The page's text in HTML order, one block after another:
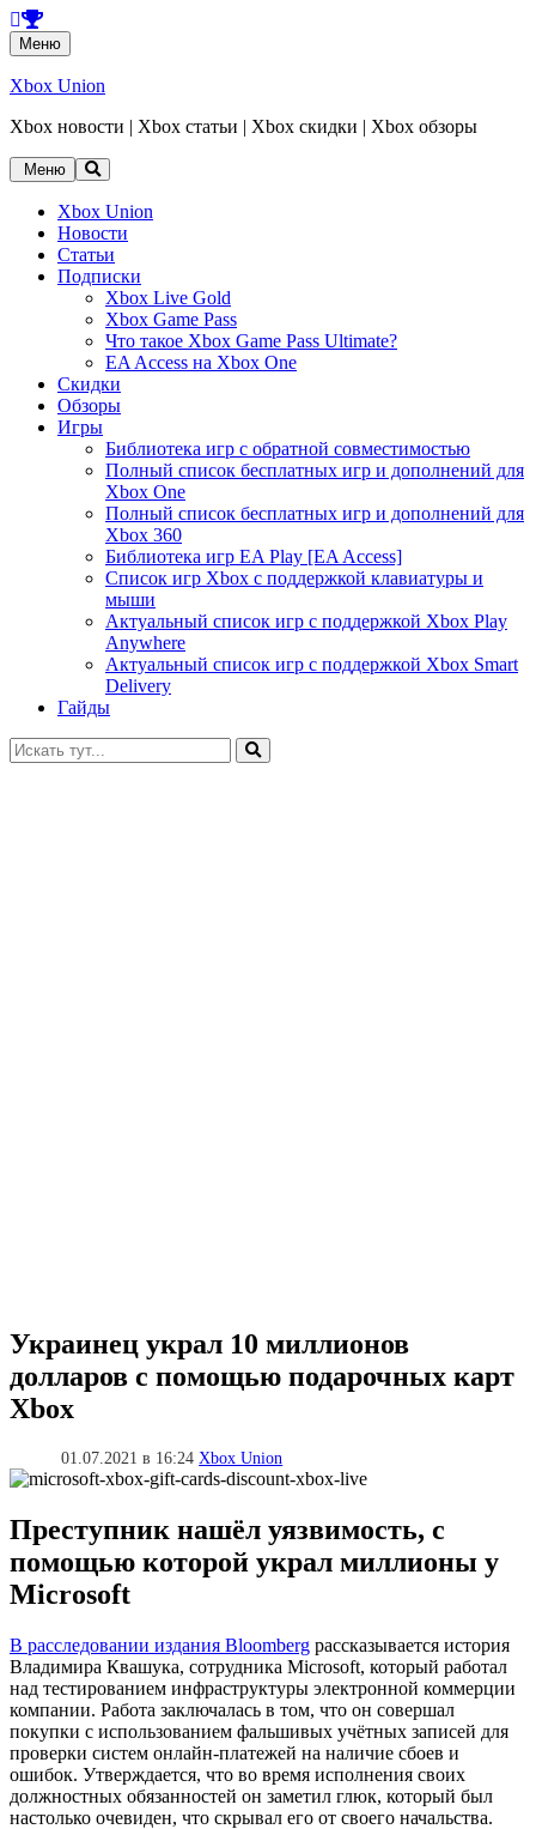
Меню Перейти
к
содержанию
Xbox Union
Xbox новости | Xbox статьи | Xbox скидки | Xbox обзоры
Меню
Перейти
содержанию
Xbox Union
Новости
Статьи
Подписки
Xbox Live Gold
Xbox Game Pass
Что такое Xbox Game Pass Ultimate?
EA Access на Xbox One
Скидки
Обзоры
Игры
Библиотека игр с обратной совместимостью
Полный список бесплатных игр и дополнений для
Xbox One
Полный список бесплатных игр и дополнений для
Xbox 360
Библиотека игр EA Play [EA Access]
Список игр Xbox c поддержкой клавиатуры и
мыши
Актуальный список игр с поддержкой Xbox Play
Anywhere
Актуальный список игр с поддержкой Xbox Smart
Delivery
Гайды
Искать:
Украинец украл 10 миллионов
долларов с помощью подарочных карт
Xbox
01.07.2021 в 16:24Xbox Union
Преступник нашёл уязвимость, с
помощью которой украл миллионы у
Microsoft
В расследовании издания Bloomberg рассказывается история
Владимира Квашука, сотрудника Microsoft, который работал
над тестированием инфраструктуры электронной коммерции
компании. Работа заключалась в том, что он совершал
покупки с использованием фальшивых учётных записей для
проверки систем онлайн-платежей на наличие сбоев и
ошибок. Утверждается, что во время исполнения своих
должностных обязанностей он заметил глюк, который был
настолько очевиден, что скрывал его от своего начальства.